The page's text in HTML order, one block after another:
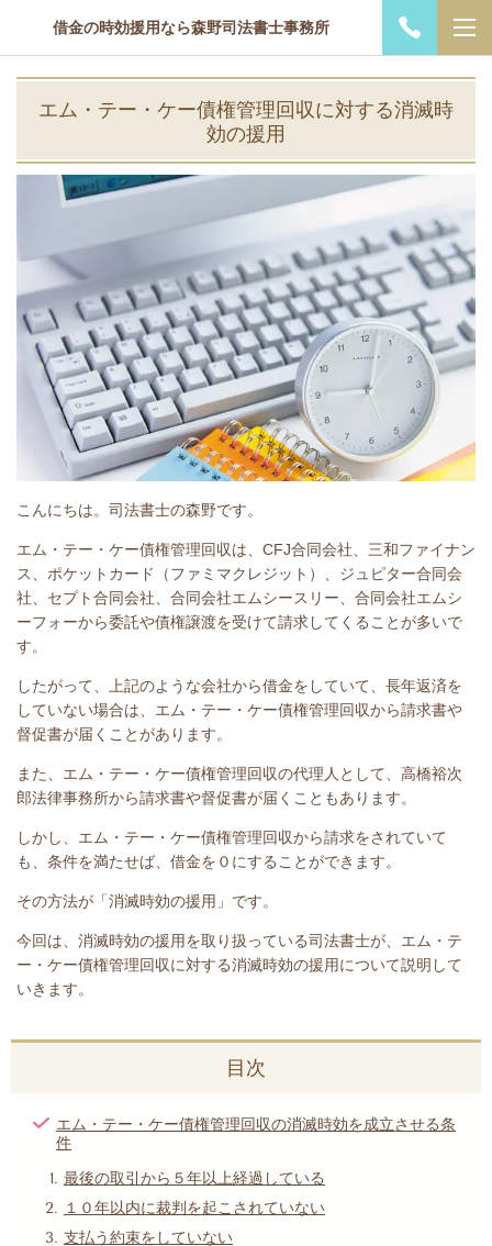
借金の時効援用なら森野司法書士事務所
エム・テー・ケー債権管理回収に対する消滅時
効の援用
こんにちは。司法書士の森野です。
エム・テー・ケー債権管理回収は、CFJ合同会社、三和ファイナン
ス、ポケットカード（ファミマクレジット）、ジュピター合同会
社、セプト合同会社、合同会社エムシースリー、合同会社エムシ
ーフォーから委託や債権譲渡を受けて請求してくることが多いで
す。
したがって、上記のような会社から借金をしていて、長年返済を
していない場合は、エム・テー・ケー債権管理回収から請求書や
督促書が届くことがあります。
また、エム・テー・ケー債権管理回収の代理人として、高橋裕次
郎法律事務所から請求書や督促書が届くこともあります。
しかし、エム・テー・ケー債権管理回収から請求をされていて
も、条件を満たせば、借金を０にすることができます。
その方法が「消滅時効の援用」です。
今回は、 消滅時効の援用を取り扱っている司法書士が、エム・テ
ー・ケー債権管理回収に対する消滅時効の援用について説明して
いきます。
目次
エム・テー・ケー債権管理回収の消滅時効を成立させる条
件
最後の取引から５年以上経過している
１０年以内に裁判を起こされていない
支払う約束をしていない